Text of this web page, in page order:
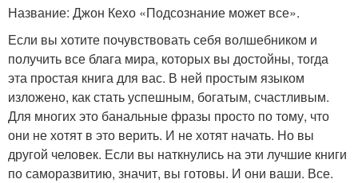
Название: Джон Кехо «Подсознание может все».
Если вы хотите почувствовать себя волшебником и
получить все блага мира, которых вы достойны, тогда
эта простая книга для вас. В ней простым языком
изложено, как стать успешным, богатым, счастливым.
Для многих это банальные фразы просто по тому, что
они не хотят в это верить. И не хотят начать. Но вы
другой человек. Если вы наткнулись на эти лучшие книги
по саморазвитию, значит, вы готовы. И они ваши. Все.